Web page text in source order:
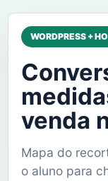
WORDPRESS +
venda
Mapa do
o aluno para